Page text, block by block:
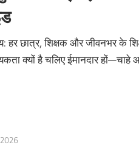
हर छात्र, शिक्षक और जीवनभर के
क्यों है चलिए ईमानदार हों—चाहे